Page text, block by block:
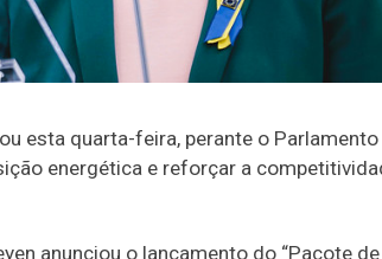
esta quarta-feira, perante o Parlamento
energética e reforçar a
anunciou o lançamento do “Pacote de